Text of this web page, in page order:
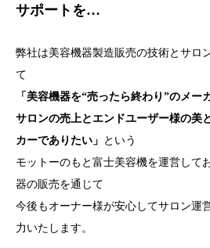
サポートを…
弊社は美容機器製造販売の技術とサロ
て
「美容機器を“売ったら終わり”のメー
サロンの売上とエンドユーザー様の美
カーでありたい」 という
モットーのもと富士美容機を運営して
器の販売を通じて
今後もオーナー様が安心してサロン運
力いたします。